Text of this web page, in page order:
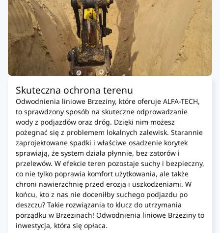
Skuteczna ochrona terenu
Odwodnienia liniowe Brzeziny, które oferuje ALFA-TECH,
to sprawdzony sposób na skuteczne odprowadzanie
wody z podjazdów oraz dróg. Dzięki nim możesz
pożegnać się z problemem lokalnych zalewisk. Starannie
zaprojektowane spadki i właściwe osadzenie korytek
sprawiają, że system działa płynnie, bez zatorów i
przelewów. W efekcie teren pozostaje suchy i bezpieczny,
co nie tylko poprawia komfort użytkowania, ale także
chroni nawierzchnię przed erozją i uszkodzeniami. W
końcu, kto z nas nie doceniłby suchego podjazdu po
deszczu? Takie rozwiązania to klucz do utrzymania
porządku w Brzezinach! Odwodnienia liniowe Brzeziny to
inwestycja, która się opłaca.